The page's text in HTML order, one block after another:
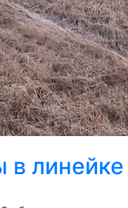
линейке